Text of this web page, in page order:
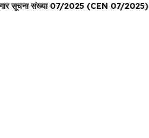
सूचना संख्या 07/2025 (CEN 07/2025)